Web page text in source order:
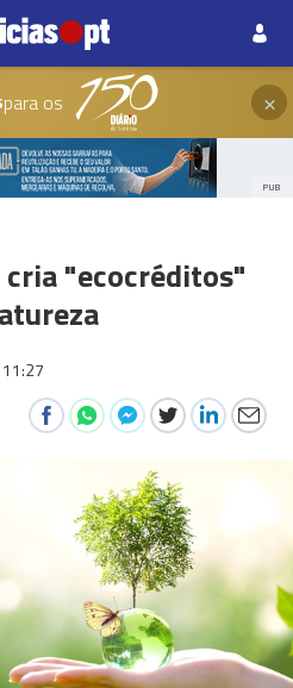
para os ×
PUB
cria "ecocréditos"
11:27